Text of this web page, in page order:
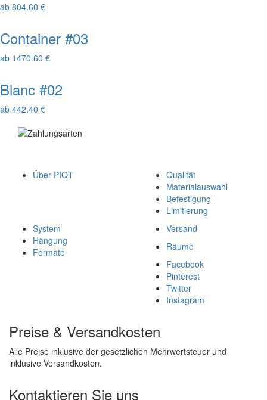
ab 804.60 €
Container #03
ab 1470.60 €
Blanc #02
ab 442.40 €
Über PIQT
Qualität
Materialauswahl
Befestigung
Limitierung
System
Hängung
Formate
Versand
Räume
Facebook
Pinterest
Twitter
Instagram
Preise & Versandkosten
Alle Preise inklusive der gesetzlichen Mehrwertsteuer und
inklusive Versandkosten.
Kontaktieren Sie uns